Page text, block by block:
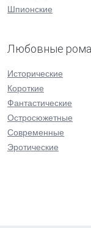
Шпионские
Любовные
Исторические
Короткие
Фантастические
Остросюжетные
Современные
Эротические